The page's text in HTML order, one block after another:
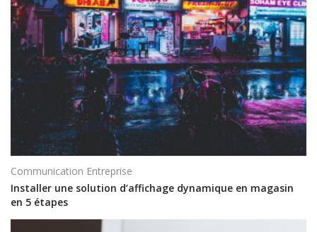
Communication Entreprise
Installer une solution d’affichage dynamique en magasin
en 5 étapes